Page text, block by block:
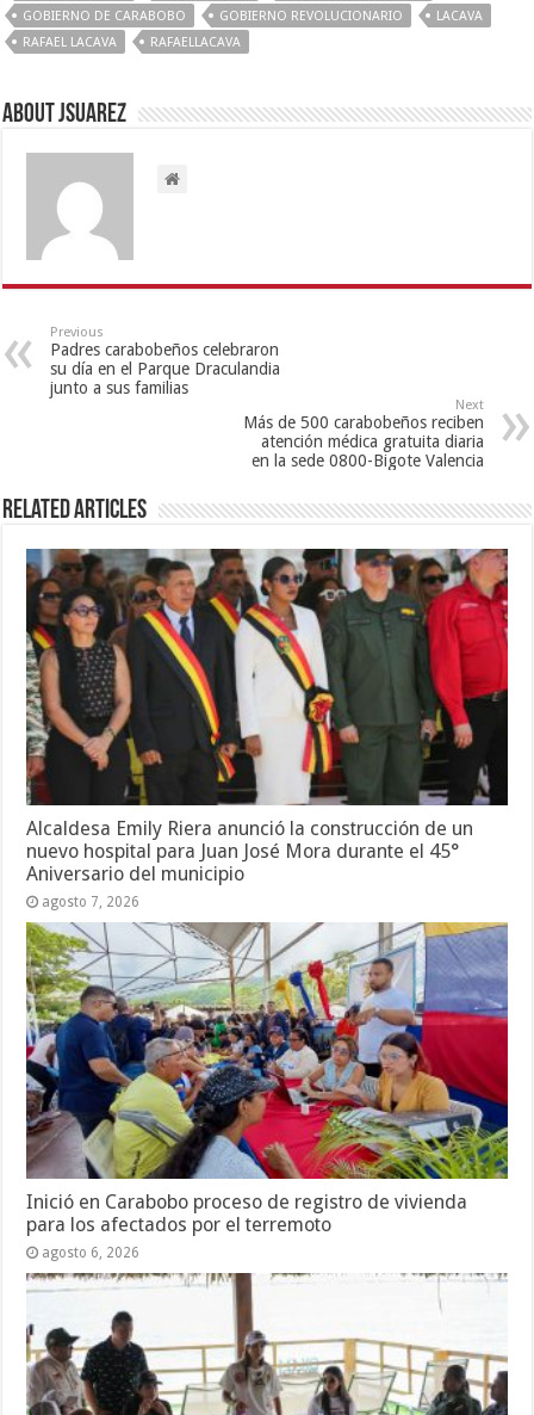
GOBIERNO DE CARABOBO
GOBIERNO REVOLUCIONARIO
LACAVA
RAFAEL LACAVA
RAFAELLACAVA
About Jsuarez
Previous
Padres carabobeños celebraron
su día en el Parque Draculandia
junto a sus familias
Next
Más de 500 carabobeños reciben
atención médica gratuita diaria
en la sede 0800-Bigote Valencia
Related Articles
Alcaldesa Emily Riera anunció la construcción de un
nuevo hospital para Juan José Mora durante el 45°
Aniversario del municipio
agosto 7, 2026
Inició en Carabobo proceso de registro de vivienda
para los afectados por el terremoto
agosto 6, 2026